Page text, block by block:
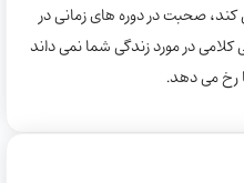
صحبت در دوره های زمانی در
کلامی در مورد زندگی شما نمی داند
رخ می دهد.